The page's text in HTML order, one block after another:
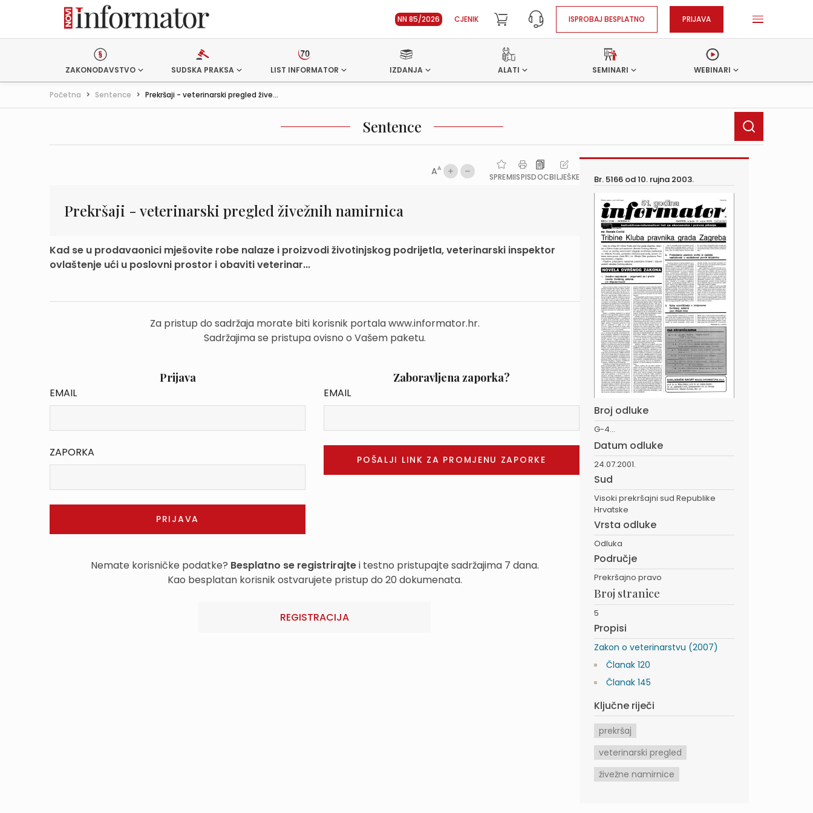
NN 85/2026 CJENIK ISPROBAJ BESPLATNO PRIJAVA
ZAKONODAVSTVO SUDSKA PRAKSA LIST INFORMATOR IZDANJA ALATI SEMINARI WEBINARI
Početna > Sentence > Prekršaji - veterinarski pregled žive...
Sentence
AA
SPREMIISPISDOCBILJEŠKE
Prekršaji - veterinarski pregled živežnih namirnica
Kad se u prodavaonici mješovite robe nalaze i proizvodi životinjskog podrijetla, veterinarski inspektor
ovlaštenje ući u poslovni prostor i obaviti veterinar...
Za pristup do sadržaja morate biti korisnik portala www.informator.hr.
Sadržajima se pristupa ovisno o Vašem paketu.
Prijava
EMAIL
ZAPORKA
Zaboravljena zaporka?
EMAIL
Nemate korisničke podatke? Besplatno se registrirajtei testno pristupajte sadržajima 7 dana.
Kao besplatan korisnik ostvarujete pristup do 20 dokumenata.
REGISTRACIJA
Br. 5166 od10. rujna 2003.
Broj odluke
G-4...
Datum odluke
24.07.2001.
Sud
Visoki prekršajni sud Republike
Hrvatske
Vrsta odluke
Odluka
Područje
Prekršajno pravo
Broj stranice
5
Propisi
Zakon o veterinarstvu (2007)
Članak 120
Članak 145
Ključne riječi
prekršaj
veterinarski pregled
živežne namirnice